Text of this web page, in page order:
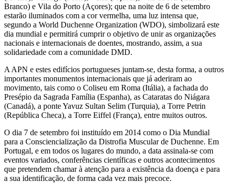
Branco) e Vila do Porto (Açores); que na noite de 6 de setembro
estarão iluminados com a cor vermelha, uma luz intensa que,
segundo a World Duchenne Organization (WDO), simbolizará este
dia mundial e permitirá cumprir o objetivo de unir as organizações
nacionais e internacionais de doentes, mostrando, assim, a sua
solidariedade com a comunidade DMD.
A APN e estes edifícios portugueses juntam-se, desta forma, a outros
importantes monumentos internacionais que já aderiram ao
movimento, tais como o Coliseu em Roma (Itália), a fachada do
Presépio da Sagrada Família (Espanha), as Cataratas do Niágara
(Canadá), a ponte Yavuz Sultan Selim (Turquia), a Torre Petrin
(República Checa), a Torre Eiffel (França), entre muitos outros.
O dia 7 de setembro foi instituído em 2014 como o Dia Mundial
para a Consciencialização da Distrofia Muscular de Duchenne. Em
Portugal, e em todos os lugares do mundo, a data assinala-se com
eventos variados, conferências científicas e outros acontecimentos
que pretendem chamar à atenção para a existência da doença e para
a sua identificação, de forma cada vez mais precoce.